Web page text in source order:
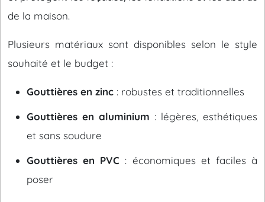
de la maison.
Plusieurs matériaux sont disponibles selon le style
souhaité et le budget :
Gouttières en zinc : robustes et traditionnelles
Gouttières en aluminium : légères, esthétiques
et sans soudure
Gouttières en PVC : économiques et faciles à
poser